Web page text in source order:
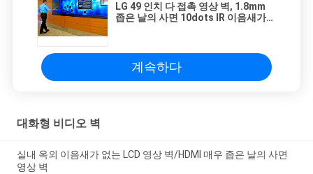
LG 49 인치 다 접촉 영상 벽, 1.8mm
좁은 날의 사면 10dots IR 이음새가
계속하다
대화형 비디오 벽
실내 옥외 이음새가 없는 LCD 영상 벽/HDMI 매우 좁은 날의 사면
영상 벽